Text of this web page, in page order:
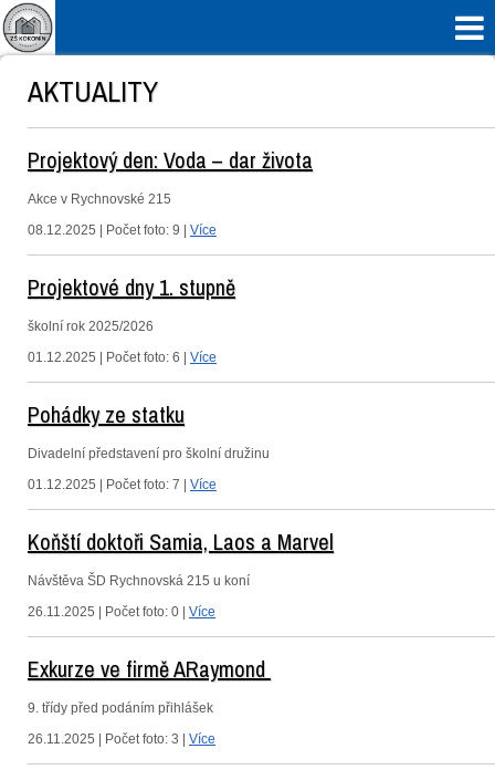
AKTUALITY
Projektový den: Voda – dar života
Akce v Rychnovské 215
08.12.2025 | Počet foto: 9 | Více
Projektové dny 1. stupně
školní rok 2025/2026
01.12.2025 | Počet foto: 6 | Více
Pohádky ze statku
Divadelní představení pro školní družinu
01.12.2025 | Počet foto: 7 | Více
Koňští doktoři Samia, Laos a Marvel
Návštěva ŠD Rychnovská 215 u koní
26.11.2025 | Počet foto: 0 | Více
Exkurze ve firmě ARaymond
9. třídy před podáním přihlášek
26.11.2025 | Počet foto: 3 | Více
